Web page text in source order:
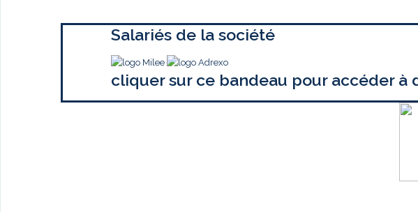
Salariés de la société
cliquer sur ce bandeau pour accéder